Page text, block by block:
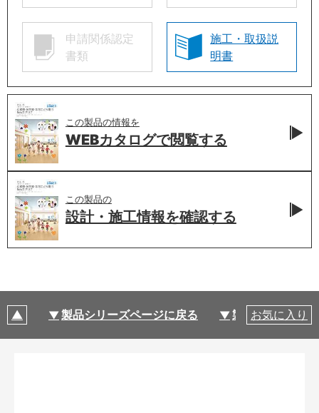
申請関係認定
書類
施工・取扱説
明書
この製品の情報を
WEBカタログで閲覧する
この製品の
設計・施工情報を確認する
製品シリーズページに戻る 製品仕様
お気に入り